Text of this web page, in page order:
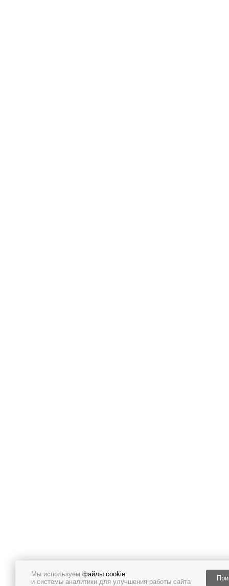
Мы используем файлы cookie
и системы аналитики для улучшения работы сайта